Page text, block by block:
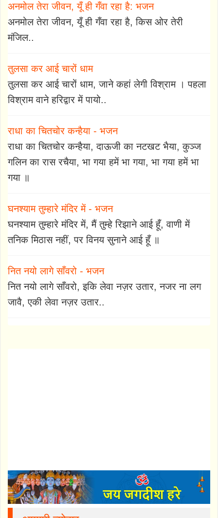
अनमोल तेरा जीवन, यूँ ही गँवा रहा है: भजन
अनमोल तेरा जीवन, यूँ ही गँवा रहा है, किस ओर तेरी
मंजिल..
तुलसा कर आई चारों धाम
तुलसा कर आई चारों धाम, जाने कहां लेगी विश्राम । पहला
विश्राम वाने हरिद्वार में पायो..
राधा का चितचोर कन्हैया - भजन
राधा का चितचोर कन्हैया, दाऊजी का नटखट भैया, कुञ्ज
गलिन का रास रचैया, भा गया हमें भा गया, भा गया हमें भा
गया ॥
घनश्याम तुम्हारे मंदिर में - भजन
घनश्याम तुम्हारे मंदिर में, मैं तुम्हे रिझाने आई हूँ, वाणी में
तनिक मिठास नहीं, पर विनय सुनाने आई हूँ ॥
नित नयो लागे साँवरो - भजन
नित नयो लागे साँवरो, इकि लेवा नज़र उतार, नजर ना लग
जावै, एकी लेवा नज़र उतार..